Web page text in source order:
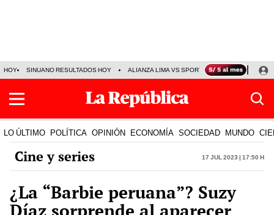
HOY SINUANO RESULTADOS HOY ALIANZA LIMA VS SPORT BOYS JORGE
LO ÚLTIMO POLÍTICA OPINIÓN ECONOMÍA SOCIEDAD MUNDO
Cine y series 17 Jul 2023 | 17:50 h
¿La “Barbie peruana”? Suzy
Díaz sorprende al aparecer